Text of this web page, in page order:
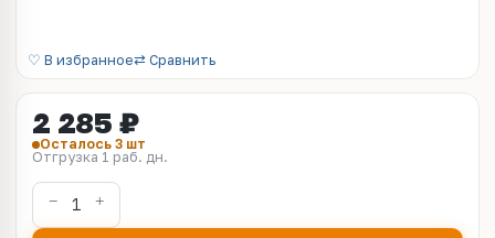
♡ В избранное⇄ Сравнить
2 285 ₽
Осталось 3 шт
Отгрузка 1 раб. дн.